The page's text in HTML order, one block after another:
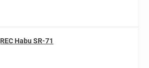
REC Habu SR-71